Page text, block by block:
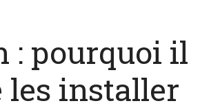
: pourquoi il
installer